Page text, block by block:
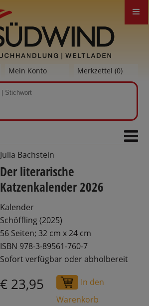
Mein Konto Merkzettel (0)
Julia Bachstein
Der literarische
Katzenkalender 2026
Kalender
Schöffling (2025)
56 Seiten; 32 cm x 24 cm
ISBN 978-3-89561-760-7
Sofort verfügbar oder abholbereit
€ 23,95
In den
Warenkorb